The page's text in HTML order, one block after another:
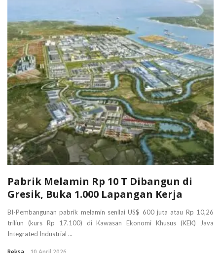
Pabrik Melamin Rp 10 T Dibangun di
Gresik, Buka 1.000 Lapangan Kerja
BI-Pembangunan pabrik melamin senilai US$ 600 juta atau Rp 10,26
triliun (kurs Rp 17.100) di Kawasan Ekonomi Khusus (KEK) Java
Integrated Industrial ...